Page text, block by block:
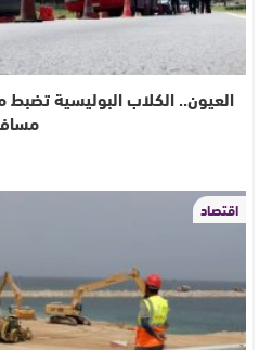
العيون.. الكلاب البوليسية
اقتصاد